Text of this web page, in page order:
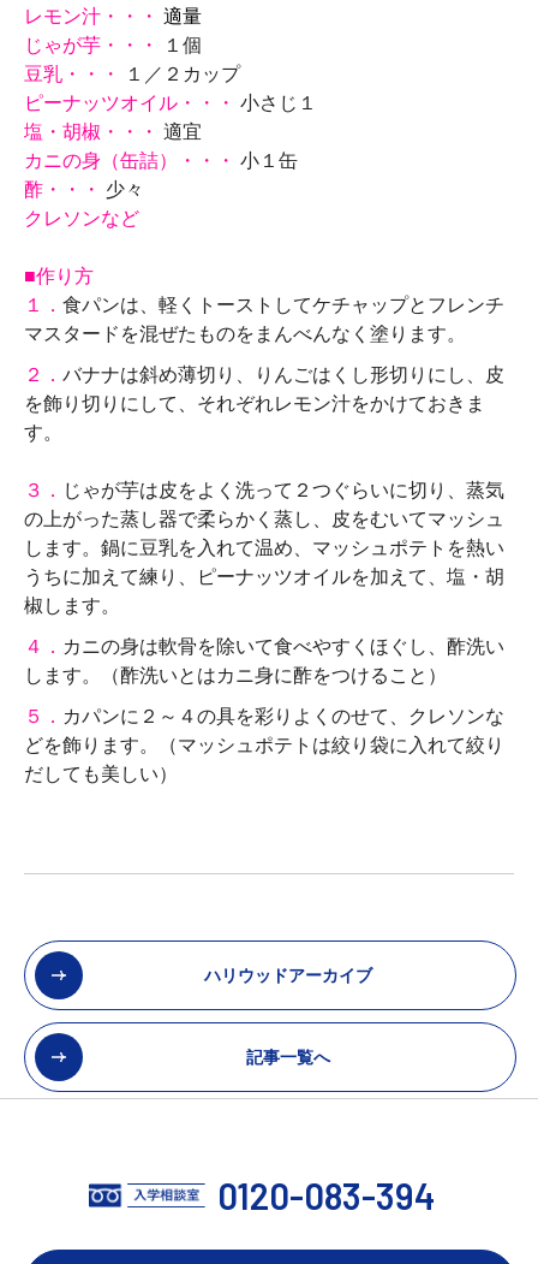
レモン汁 ・・・ 適量
じゃが芋 ・・・
１個
豆乳 ・・・
１／２カップ
ピーナッツオイル ・・・ 小さじ１
塩・胡椒 ・・・ 適宜
カニの身（缶詰）
・・・ 小１缶
酢 ・・・ 少々
クレソンなど
■作り方
１． 食パンは、軽くトーストしてケチャップとフレンチ
マスタードを混ぜたものをまんべんなく塗ります。
２． バナナは斜め薄切り、りんごはくし形切りにし、皮
を飾り切りにして、それぞれレモン汁をかけておきま
す。
３． じゃが芋は皮をよく洗って２つぐらいに切り、蒸気
の上がった蒸し器で柔らかく蒸し、皮をむいてマッシュ
します。鍋に豆乳を入れて温め、マッシュポテトを熱い
うちに加えて練り、ピーナッツオイルを加えて、塩・胡
椒します。
４． カニの身は軟骨を除いて食べやすくほぐし、酢洗い
します。（酢洗いとはカニ身に酢をつけること）
５． カパンに２～４の具を彩りよくのせて、クレソンな
どを飾ります。（マッシュポテトは絞り袋に入れて絞り
だしても美しい）
ハリウッドアーカイブ
記事一覧へ
0120-083-394